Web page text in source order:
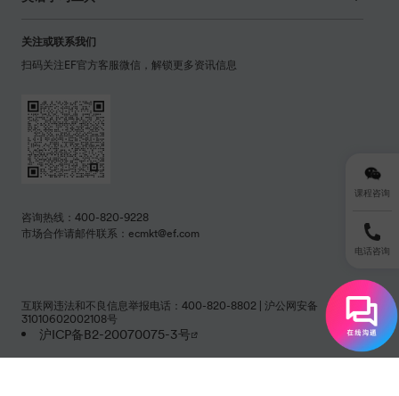
关注或联系我们
扫码关注EF官方客服微信，解锁更多资讯信息
咨询热线：400-820-9228
市场合作请邮件联系：ecmkt@ef.com
互联网违法和不良信息举报电话：400-820-8802 | 沪公网安备
31010602002108号
沪ICP备B2-20070075-3号
课程咨询
电话咨询